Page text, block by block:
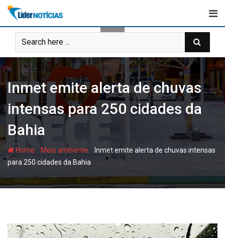
Skip
content
Inmet emite alerta de chuvas
intensas para 250 cidades da
Bahia
Home - Meio ambiente - Inmet emite alerta de chuvas intensas
para 250 cidades da Bahia